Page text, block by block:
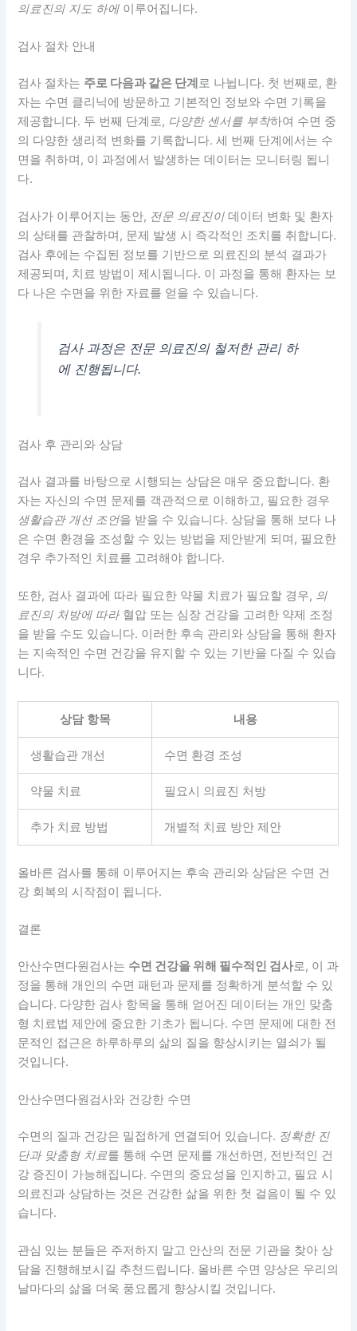
의료진의 지도 하에 이루어집니다.
검사 절차 안내
검사 절차는 주로 다음과 같은 단계 로 나뉩니다. 첫 번째로, 환
자는 수면 클리닉에 방문하고 기본적인 정보와 수면 기록을
제공합니다. 두 번째 단계로, 다양한 센서를 부착하여 수면 중
의 다양한 생리적 변화를 기록합니다. 세 번째 단계에서는 수
면을 취하며, 이 과정에서 발생하는 데이터는 모니터링 됩니
다.
검사가 이루어지는 동안, 전문 의료진이 데이터 변화 및 환자
의 상태를 관찰하며, 문제 발생 시 즉각적인 조치를 취합니다.
검사 후에는 수집된 정보를 기반으로 의료진의 분석 결과가
제공되며, 치료 방법이 제시됩니다. 이 과정을 통해 환자는 보
다 나은 수면을 위한 자료를 얻을 수 있습니다.
검사 과정은 전문 의료진의 철저한 관리 하
에 진행됩니다.
검사 후 관리와 상담
검사 결과를 바탕으로 시행되는 상담은 매우 중요합니다. 환
자는 자신의 수면 문제를 객관적으로 이해하고, 필요한 경우
생활습관 개선 조언을 받을 수 있습니다. 상담을 통해 보다 나
은 수면 환경을 조성할 수 있는 방법을 제안받게 되며, 필요한
경우 추가적인 치료를 고려해야 합니다.
또한, 검사 결과에 따라 필요한 약물 치료가 필요할 경우, 의
료진의 처방에 따라혈압 또는 심장 건강을 고려한 약제 조정
을 받을 수도 있습니다. 이러한 후속 관리와 상담을 통해 환자
는 지속적인 수면 건강을 유지할 수 있는 기반을 다질 수 있습
니다.
상담 항목 내용
생활습관 개선 수면 환경 조성
약물 치료 필요시 의료진 처방
추가 치료 방법 개별적 치료 방안 제안
올바른 검사를 통해 이루어지는 후속 관리와 상담은 수면 건
강 회복의 시작점이 됩니다.
결론
안산수면다원검사는 수면 건강을 위해 필수적인 검사로, 이 과
정을 통해 개인의 수면 패턴과 문제를 정확하게 분석할 수 있
습니다. 다양한 검사 항목을 통해 얻어진 데이터는 개인 맞춤
형 치료법 제안에 중요한 기초가 됩니다. 수면 문제에 대한 전
문적인 접근은 하루하루의 삶의 질을 향상시키는 열쇠가 될
것입니다.
안산수면다원검사와 건강한 수면
수면의 질과 건강은 밀접하게 연결되어 있습니다. 정확한 진
단과 맞춤형 치료를 통해 수면 문제를 개선하면, 전반적인 건
강 증진이 가능해집니다. 수면의 중요성을 인지하고, 필요 시
의료진과 상담하는 것은 건강한 삶을 위한 첫 걸음이 될 수 있
습니다.
관심 있는 분들은 주저하지 말고 안산의 전문 기관을 찾아 상
담을 진행해보시길 추천드립니다. 올바른 수면 양상은 우리의
날마다의 삶을 더욱 풍요롭게 향상시킬 것입니다.